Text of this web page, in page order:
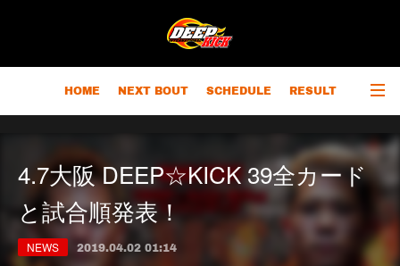
HOME NEXT BOUT SCHEDULE RESULT
4.7大阪 DEEP☆KICK 39全カード
と試合順発表！
NEWS 2019.04.02 01:14